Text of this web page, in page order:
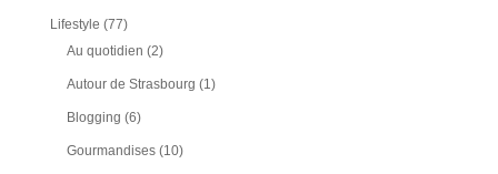
Lifestyle (77)
Au quotidien (2)
Autour de Strasbourg (1)
Blogging (6)
Gourmandises(10)